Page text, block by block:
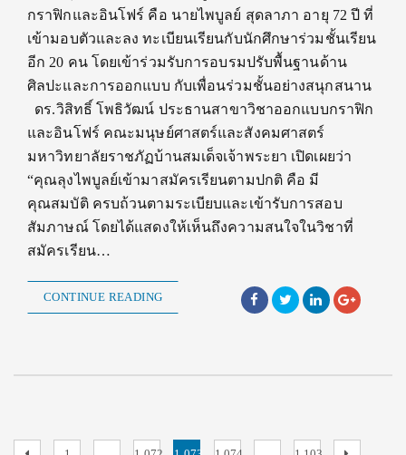
กราฟิกและอินโฟร์ คือ นายไพบูลย์ สุดลาภา อายุ 72 ปี ที่
เข้ามอบตัวและลง ทะเบียนเรียนกับนักศึกษาร่วมชั้นเรียน
อีก 20 คน โดยเข้าร่วมรับการอบรมปรับพื้นฐานด้าน
ศิลปะและการออกแบบ กับเพื่อนร่วมชั้นอย่างสนุกสนาน
ดร.วิสิทธิ์ โพธิวัฒน์ ประธานสาขาวิชาออกแบบกราฟิก
และอินโฟร์ คณะมนุษย์ศาสตร์และสังคมศาสตร์
มหาวิทยาลัยราชภัฏบ้านสมเด็จเจ้าพระยา เปิดเผยว่า
“คุณลุงไพบูลย์เข้ามาสมัครเรียนตามปกติ คือ มี
คุณสมบัติ ครบถ้วนตามระเบียบและเข้ารับการสอบ
สัมภาษณ์ โดยได้แสดงให้เห็นถึงความสนใจในวิชาที่
สมัครเรียน…
CONTINUE READING